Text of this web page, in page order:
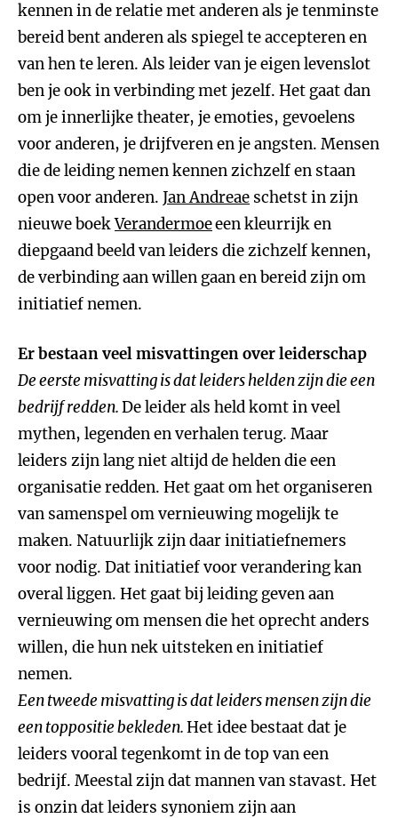
kennen in de relatie met anderen als je tenminste
bereid bent anderen als spiegel te accepteren en
van hen te leren. Als leider van je eigen levenslot
ben je ook in verbinding met jezelf. Het gaat dan
om je innerlijke theater, je emoties, gevoelens
voor anderen, je drijfveren en je angsten. Mensen
die de leiding nemen kennen zichzelf en staan
open voor anderen. Jan Andreae schetst in zijn
nieuwe boekVerandermoeeen kleurrijk en
diepgaand beeld van leiders die zichzelf kennen,
de verbinding aan willen gaan en bereid zijn om
initiatief nemen.
Er bestaan veel misvattingen over leiderschap
De eerste misvatting is dat leiders helden zijn die een
bedrijf redden.De leider als held komt in veel
mythen, legenden en verhalen terug. Maar
leiders zijn lang niet altijd de helden die een
organisatie redden. Het gaat om het organiseren
van samenspel om vernieuwing mogelijk te
maken. Natuurlijk zijn daar initiatiefnemers
voor nodig. Dat initiatief voor verandering kan
overal liggen. Het gaat bij leiding geven aan
vernieuwing om mensen die het oprecht anders
willen, die hun nek uitsteken en initiatief
nemen.
Een tweede misvatting is dat leiders mensen zijn die
een toppositie bekleden.Het idee bestaat dat je
leiders vooral tegenkomt in de top van een
bedrijf. Meestal zijn dat mannen van stavast. Het
is onzin dat leiders synoniem zijn aan